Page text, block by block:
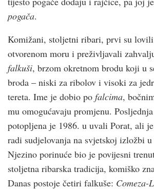
pogača.
Komižani, stoljetni ribari, prvi su
otvorenom moru i preživljavali
falkuši, brzom okretnom brodu koji u
broda – niski za ribolov i visoki za
tereta. Ime je dobio po falcima,
mu omogućavaju promjenu.
potopljena je 1986. u uvali Porat, ali
radi sudjelovanja na svjetskoj izložbi
Njezino porinuće bio je povijesni
stoljetna ribarska tradicija, komiško
Danas postoje četiri falkuše: Comeza-